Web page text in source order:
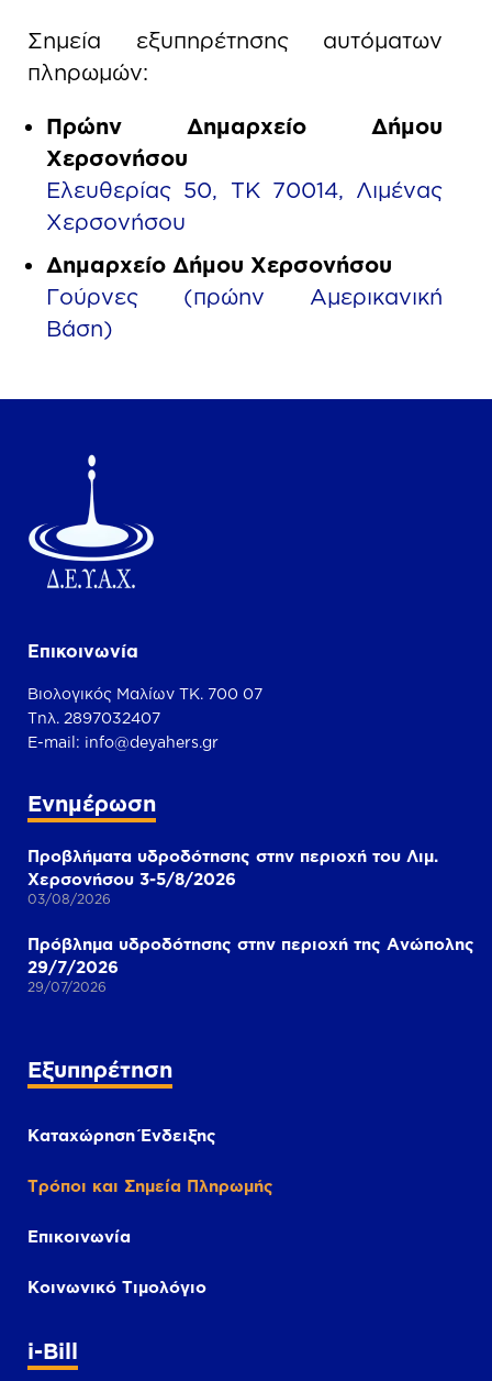
Σημεία εξυπηρέτησης αυτόματων
πληρωμών:
Πρώην Δημαρχείο Δήμου
Χερσονήσου
Ελευθερίας 50, ΤΚ 70014, Λιμένας
Χερσονήσου
Δημαρχείο Δήμου Χερσονήσου
Γούρνες (πρώην Αμερικανική
Βάση)
Επικοινωνία
Βιολογικός Μαλίων ΤΚ. 700 07
Τηλ. 2897032407
Ε-mail: info@deyahers.gr
Ενημέρωση
Προβλήματα υδροδότησης στην περιοχή του Λιμ.
Χερσονήσου 3-5/8/2026
03/08/2026
Πρόβλημα υδροδότησης στην περιοχή της Ανώπολης
29/7/2026
29/07/2026
Εξυπηρέτηση
Καταχώρηση Ένδειξης
Τρόποι και Σημεία Πληρωμής
Επικοινωνία
Κοινωνικό Τιμολόγιο
i-Bill